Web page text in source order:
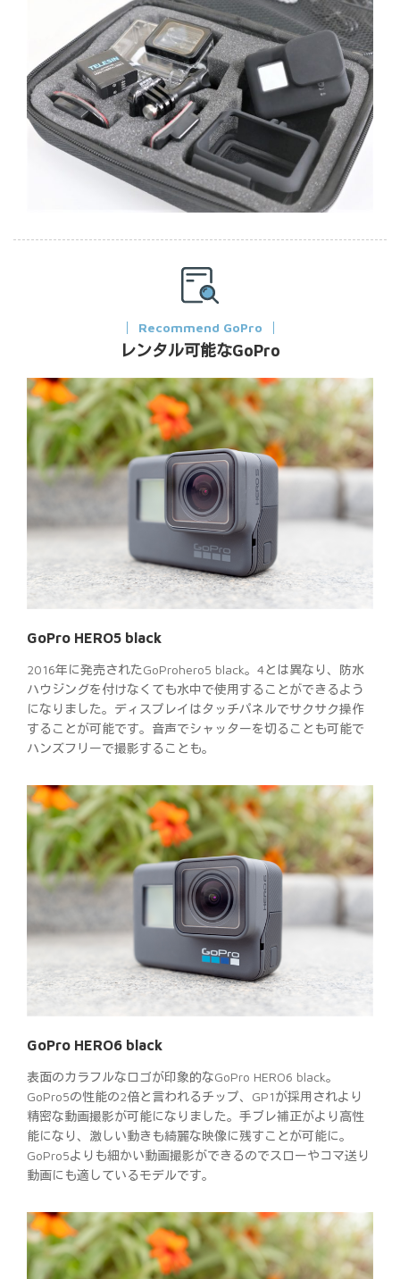
Recommend GoPro
レンタル可能なGoPro
GoPro HERO5 black
2016年に発売されたGoProhero5 black。4とは異なり、防水
ハウジングを付けなくても水中で使用することができるよう
になりました。ディスプレイはタッチパネルでサクサク操作
することが可能です。音声でシャッターを切ることも可能で
ハンズフリーで撮影することも。
GoPro HERO6 black
表面のカラフルなロゴが印象的なGoPro HERO6 black。
GoPro5の性能の2倍と言われるチップ、GP1が採用されより
精密な動画撮影が可能になりました。手ブレ補正がより高性
能になり、激しい動きも綺麗な映像に残すことが可能に。
GoPro5よりも細かい動画撮影ができるのでスローやコマ送り
動画にも適しているモデルです。